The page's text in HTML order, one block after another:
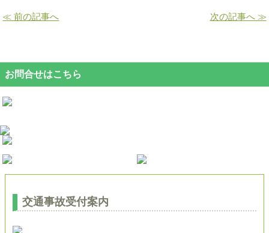
≪ 前の記事へ 次の記事へ ≫
お問合せはこちら
交通事故受付案内